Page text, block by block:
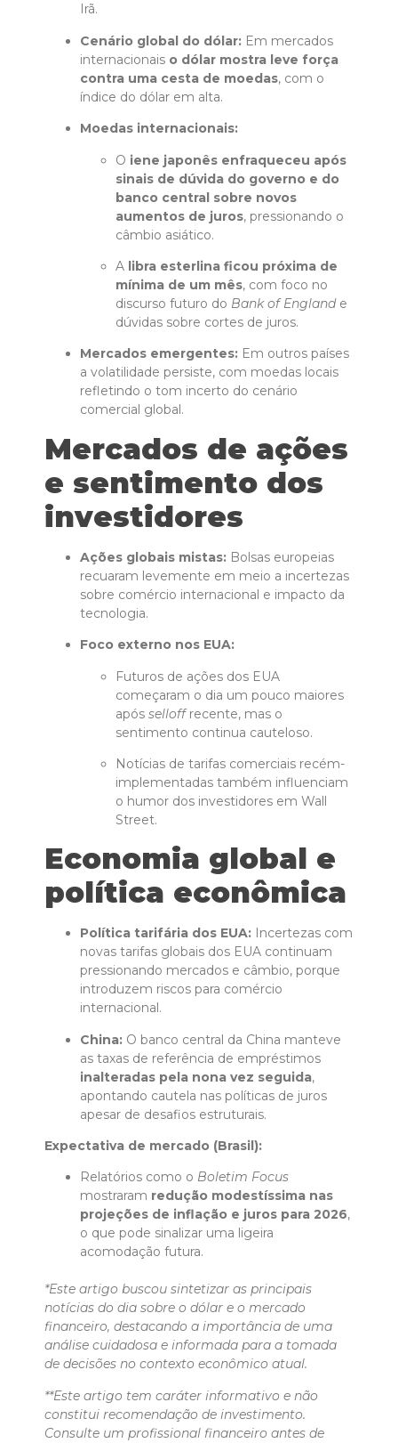
Irã.
Cenário global do dólar: Em mercados
internacionais o dólar mostra leve força
contra uma cesta de moedas, com o
índice do dólar em alta.
Moedas internacionais:
O iene japonês enfraqueceu após
sinais de dúvida do governo e do
banco central sobre novos
aumentos de juros, pressionando o
câmbio asiático.
A libra esterlina ficou próxima de
mínima de um mês, com foco no
discurso futuro do Bank of Englande
dúvidas sobre cortes de juros.
Mercados emergentes: Em outros países
a volatilidade persiste, com moedas locais
refletindo o tom incerto do cenário
comercial global.
Mercados de ações
e sentimento dos
investidores
Ações globais mistas: Bolsas europeias
recuaram levemente em meio a incertezas
sobre comércio internacional e impacto da
tecnologia.
Foco externo nos EUA:
Futuros de ações dos EUA
começaram o dia um pouco maiores
após selloffrecente, mas o
sentimento continua cauteloso.
Notícias de tarifas comerciais recém-
implementadas também influenciam
o humor dos investidores em Wall
Street.
Economia global e
política econômica
Política tarifária dos EUA: Incertezas com
novas tarifas globais dos EUA continuam
pressionando mercados e câmbio, porque
introduzem riscos para comércio
internacional.
China: O banco central da China manteve
as taxas de referência de empréstimos
inalteradas pela nona vez seguida,
apontando cautela nas políticas de juros
apesar de desafios estruturais.
Expectativa de mercado (Brasil):
Relatórios como o Boletim Focus
mostraram redução modestíssima nas
projeções de inflação e juros para 2026,
o que pode sinalizar uma ligeira
acomodação futura.
*Este artigo buscou sintetizar as principais
notícias do dia sobre o dólar e o mercado
financeiro, destacando a importância de uma
análise cuidadosa e informada para a tomada
de decisões no contexto econômico atual.
**Este artigo tem caráter informativo e não
constitui recomendação de investimento.
Consulte um profissional financeiro antes de